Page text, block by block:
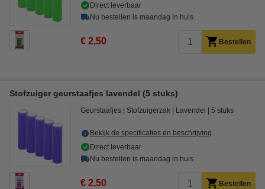
Direct leverbaar
Nu bestellen is maandag in huis
€ 2,50 Bestellen
Stofzuiger geurstaafjes lavendel (5 stuks)
Geurstaafjes Stofzuigerzak Lavendel 5 stuks
Bekijk de specificaties en beschrijving
Direct leverbaar
Nu bestellen is maandag in huis
€ 2,50 Bestellen